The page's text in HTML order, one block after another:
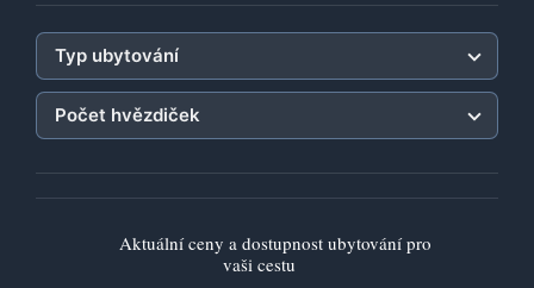
Typ ubytování
Počet hvězdiček
Aktuální ceny a dostupnost ubytování pro
vaši cestu